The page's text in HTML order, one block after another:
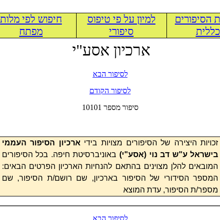
הסיפורים
למיון על פי טיפוס
סיפורי
חיפוש לפי מלות
מפתח
ארכיון אסע"י
לסיפור הבא
לסיפור הקודם
10101 סיפור מספר
זכויות היצירה של הסיפורים מצויות בידי ארכיון הסיפור העממי
בישראל ע"ש דב נוי (אסע"י) באוניברסיטת חיפה. בכל הסיפורים
המובאים להלן מצוינים בהתאם להנחיות הארכיון הפרטים הבאים:
המספר הסידורי של הסיפור בארכיון, שם רושם/ת הסיפור, שם
מספר/ת הסיפור, עדת המוצא
לסיפור הבא